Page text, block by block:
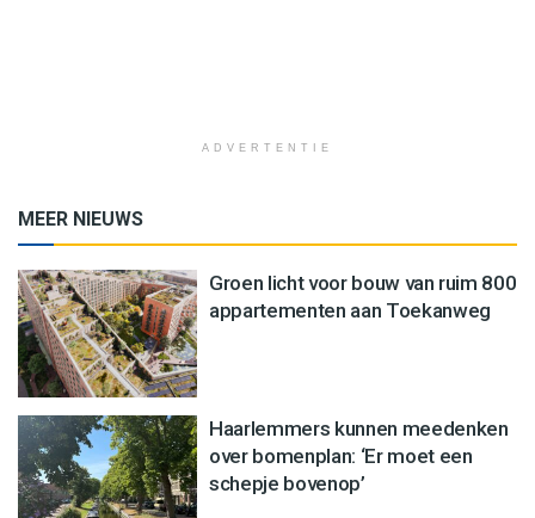
ADVERTENTIE
MEER NIEUWS
Groen licht voor bouw van ruim 800
appartementen aan Toekanweg
Haarlemmers kunnen meedenken
over bomenplan: ‘Er moet een
schepje bovenop’